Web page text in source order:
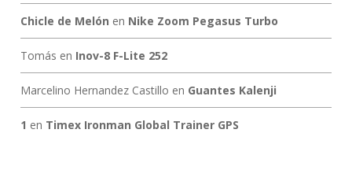
Chicle de Melón en Nike Zoom Pegasus Turbo
Tomás en Inov-8 F-Lite 252
Marcelino Hernandez Castillo en Guantes Kalenji
1 en Timex Ironman Global Trainer GPS